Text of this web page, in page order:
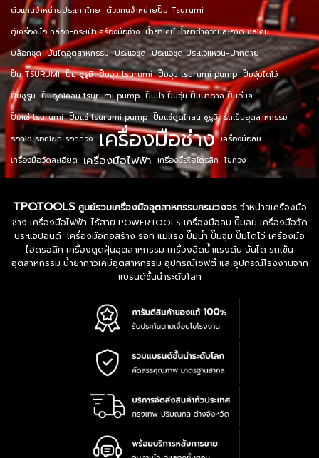
ตัวแทนจำหน่ายประเทศไทย ตัวแทนจำหน่ายปั๊ม Tsurumi
ตู้เครื่องมือ กล่อง-กระเป๋าเครื่องมือช่าง น้ำยาเคมี น้ำยาทำความสะอาด ซิลิโคน
บล็อกชุด บันไดอุตสาหกรรม ประแจชุด ประแจชุด ประแจแหวน-ปากตาย
ปั๊ม TSURUMI ปั๊ม ซูรูมิ ปั๊มจุ่ม tsurumi ปั๊มจุ่ม tsurumi pump ปั๊มจุ่มไดโว่
ปั๊มซูรูมิ ปั๊มดูดโคลน tsurumi pump ปั๊มน้ำ ปั๊มจุ่ม ปั๊มบาดาล ปั๊มอื่นๆ
ปั๊มแช่ tsurumi ปั๊มแช่ tsurumi pump ปั๊มแช่ดูดโคลน ซูรูมิ รถเข็นอุตสาหกรรม
รอกโซ่ รอกโยก รอกถ่วง เครื่องมือช่าง เครื่องมือลม
เครื่องมือวัดละเอียด เครื่องมือไฟฟ้า เครื่องมือไฮโดรลิค ไขควง
TPQTOOLS ศูนย์รวมเครื่องมืออุตสาหกรรมครบวงจรจำหน่ายเครื่องมือ
ช่าง เครื่องมือไฟฟ้า-ไร้สาย POWERTOOLS เครื่องมือลม ปั๊มลม เครื่องมือวัด
ประแจปอนด์ เครื่องมือก่อสร้าง รอก แม่แรง ปั๊มน้ำ ปั๊มจุ่ม ปั๊มไดโว่ เครื่องมือ
ไฮดรอลิค เครื่องดูดฝุ่นอุตสาหกรรม เครื่องฉีดน้ำแรงดัน บันได รถเข็น
อุตสาหกรรม น้ำยากาวเคมีอุตสาหกรรม อุปกรณ์เซฟตี้ และอุปกรณ์โรงงานจาก
แบรนด์ชั้นนำระดับโลก